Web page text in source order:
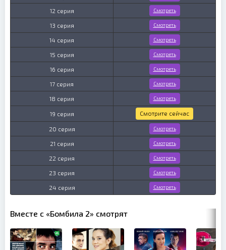
12 серия Смотреть
13 серия Смотреть
14 серия Смотреть
15 серия Смотреть
16 серия Смотреть
17 серия Смотреть
18 серия Смотреть
19 серия Смотрите сейчас
20 серия Смотреть
21 серия Смотреть
22 серия Смотреть
23 серия Смотреть
24 серия Смотреть
Вместе с «Бомбила 2» смотрят